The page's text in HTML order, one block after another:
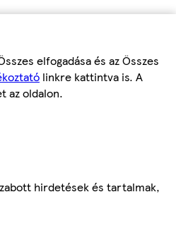
elfogadása és az Összes
linkre kattintva is. A
az oldalon.
hirdetések és tartalmak,